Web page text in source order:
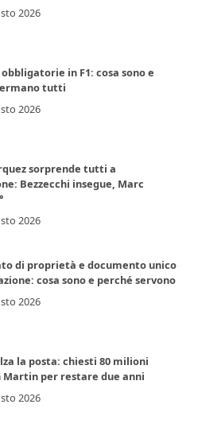
2026
obbligatorie in F1: cosa sono e
tutti
2026
sorprende tutti a
Bezzecchi insegue, Marc
2026
di proprietà e documento unico
cosa sono e perché servono
2026
la posta: chiesti 80 milioni
Martin per restare due anni
2026